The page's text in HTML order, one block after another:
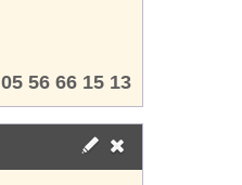
05 56 66 15 13